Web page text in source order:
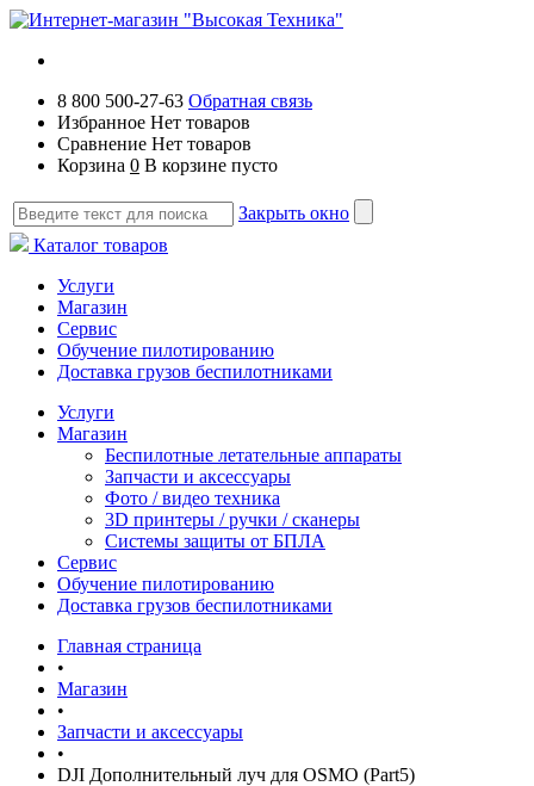
8 800 500-27-63 Обратная связь
Избранное Нет товаров
Сравнение Нет товаров
Корзина 0 В корзине пусто
Закрыть окно
Каталог товаров
Услуги
Магазин
Сервис
Обучение пилотированию
Доставка грузов беспилотниками
Услуги
Магазин
Беспилотные летательные аппараты
Запчасти и аксессуары
Фото / видео техника
3D принтеры / ручки / сканеры
Системы защиты от БПЛА
Сервис
Обучение пилотированию
Доставка грузов беспилотниками
Главная страница
•
Магазин
•
Запчасти и аксессуары
•
DJI Дополнительный луч для OSMO (Part5)